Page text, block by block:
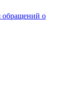
обращений о